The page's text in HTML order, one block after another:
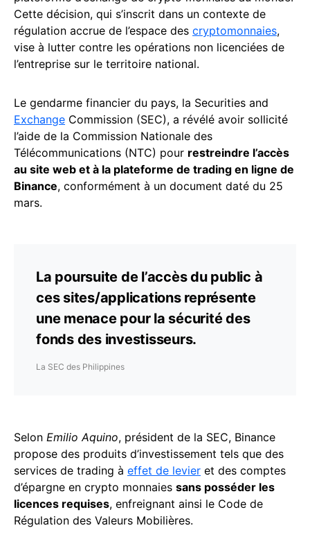
Cette décision, qui s’inscrit dans un contexte de
régulation accrue de l’espace des cryptomonnaies,
vise à lutter contre les opérations non licenciées de
l’entreprise sur le territoire national.
Le gendarme financier du pays, la Securities and
Exchange Commission (SEC), a révélé avoir sollicité
l’aide de la Commission Nationale des
Télécommunications (NTC) pour restreindre l’accès
au site web et à la plateforme de trading en ligne de
Binance, conformément à un document daté du 25
mars.
La poursuite de l’accès du public à
ces sites/applications représente
une menace pour la sécurité des
fonds des investisseurs.
La SEC des Philippines
Selon Emilio Aquino, président de la SEC, Binance
propose des produits d’investissement tels que des
services de trading à effet de levier et des comptes
d’épargne en crypto monnaies sans posséder les
licences requises, enfreignant ainsi le Code de
Régulation des Valeurs Mobilières.